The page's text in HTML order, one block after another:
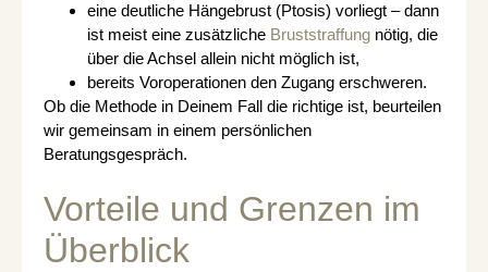
eine deutliche Hängebrust (Ptosis) vorliegt – dann
ist meist eine zusätzliche Bruststraffung nötig, die
über die Achsel allein nicht möglich ist,
bereits Voroperationen den Zugang erschweren.
Ob die Methode in Deinem Fall die richtige ist, beurteilen
wir gemeinsam in einem persönlichen
Beratungsgespräch.
Vorteile und Grenzen im
Überblick